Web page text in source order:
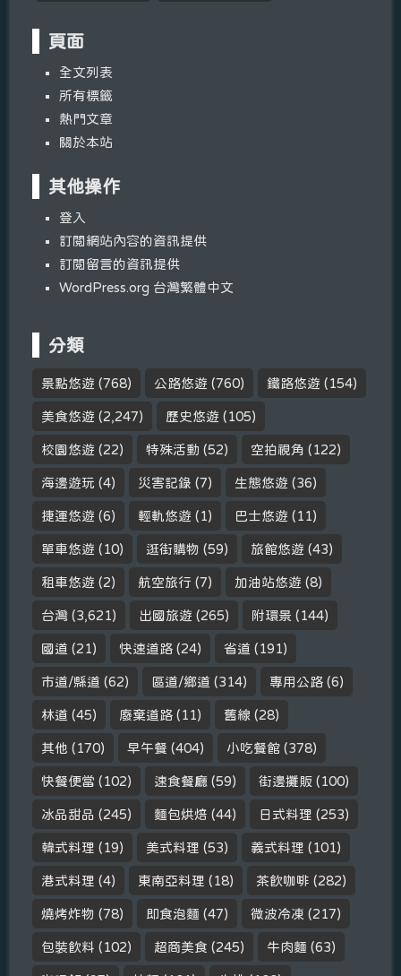
頁面
全文列表
所有標籤
熱門文章
關於本站
其他操作
登入
訂閱網站內容的資訊提供
訂閱留言的資訊提供
WordPress.org 台灣繁體中文
分類
景點悠遊 (768) 公路悠遊 (760) 鐵路悠遊 (154)
美食悠遊 (2,247) 歷史悠遊 (105)
校園悠遊 (22) 特殊活動 (52) 空拍視角 (122)
海邊遊玩 (4) 災害記錄 (7) 生態悠遊 (36)
捷運悠遊 (6) 輕軌悠遊 (1) 巴士悠遊 (11)
單車悠遊 (10) 逛街購物 (59) 旅館悠遊 (43)
租車悠遊 (2) 航空旅行 (7) 加油站悠遊 (8)
台灣 (3,621) 出國旅遊 (265) 附環景 (144)
國道 (21) 快速道路 (24) 省道 (191)
市道/縣道 (62) 區道/鄉道 (314) 專用公路 (6)
林道 (45) 廢棄道路 (11) 舊線 (28)
其他 (170) 早午餐 (404) 小吃餐館 (378)
快餐便當 (102) 速食餐廳 (59) 街邊攤販 (100)
冰品甜品 (245) 麵包烘焙 (44) 日式料理 (253)
韓式料理 (19) 美式料理 (53) 義式料理 (101)
港式料理 (4) 東南亞料理 (18) 茶飲咖啡 (282)
燒烤炸物 (78) 即食泡麵 (47) 微波冷凍 (217)
包裝飲料 (102) 超商美食 (245) 牛肉麵 (63)